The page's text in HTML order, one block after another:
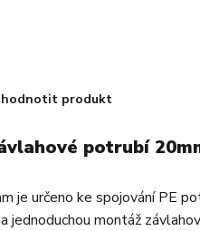
produkt
potrubí
je určeno ke spojování PE
jednoduchou montáž